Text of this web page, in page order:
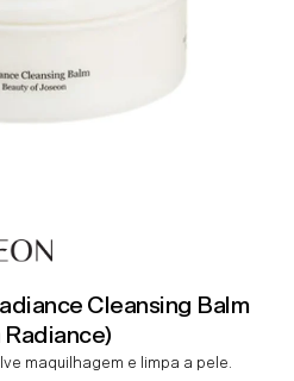
Cleansing Balm
Radiance)
maquilhagem e limpa a pele.